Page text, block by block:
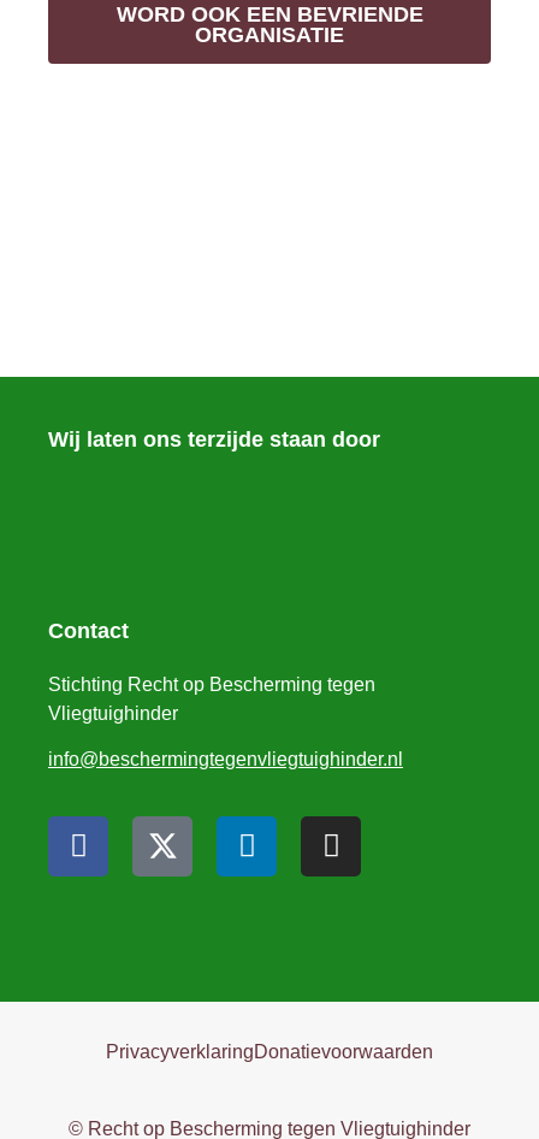
WORD OOK EEN BEVRIENDE
ORGANISATIE
Wij laten ons terzijde staan door
Contact
Stichting Recht op Bescherming tegen
Vliegtuighinder
info@beschermingtegenvliegtuighinder.nl
PrivacyverklaringDonatievoorwaarden
© Recht op Bescherming tegen Vliegtuighinder